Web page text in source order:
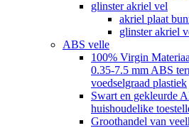
glinster akriel vel
akriel plaat
glinster akriel
ABS velle
100% Virgin
0.35-7.5 mm ABS
voedselgraad plastiek
Swart en gekleurde
huishoudelike
Groothandel van